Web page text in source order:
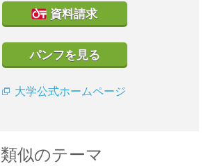
資料請求
パンフを見る
大学公式ホームページ
類似のテーマ